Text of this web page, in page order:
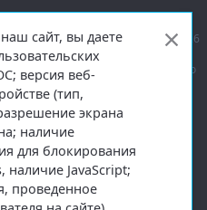
Регион 29»,
© 2016–2026
ответственностью «Агентство
средств массовой
выдано Федеральной
технологий
любых материалов
Копирование материалов без
сайт, вы даете
версия веб-
(тип,
экрана
наличие
для блокирования
JavaScript;
проведенное